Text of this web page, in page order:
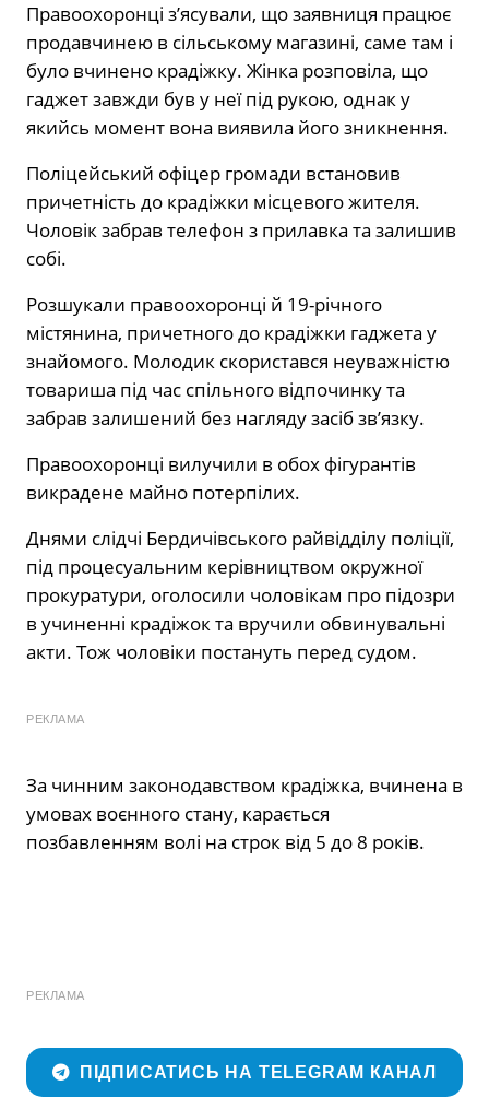
Правоохоронці з’ясували, що заявниця працює
продавчинею в сільському магазині, саме там і
було вчинено крадіжку. Жінка розповіла, що
гаджет завжди був у неї під рукою, однак у
якийсь момент вона виявила його зникнення.
Поліцейський офіцер громади встановив
причетність до крадіжки місцевого жителя.
Чоловік забрав телефон з прилавка та залишив
собі.
Розшукали правоохоронці й 19-річного
містянина, причетного до крадіжки гаджета у
знайомого. Молодик скористався неуважністю
товариша під час спільного відпочинку та
забрав залишений без нагляду засіб зв’язку.
Правоохоронці вилучили в обох фігурантів
викрадене майно потерпілих.
Днями слідчі Бердичівського райвідділу поліції,
під процесуальним керівництвом окружної
прокуратури, оголосили чоловікам про підозри
в учиненні крадіжок та вручили обвинувальні
акти. Тож чоловіки постануть перед судом.
РЕКЛАМА
За чинним законодавством крадіжка, вчинена в
умовах воєнного стану, карається
позбавленням волі на строк від 5 до 8 років.
РЕКЛАМА
ПІДПИСАТИСЬ НА TELEGRAM КАНАЛ